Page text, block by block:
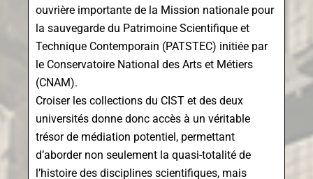
ouvrière importante de la Mission nationale pour
la sauvegarde du Patrimoine Scientifique et
Technique Contemporain (PATSTEC) initiée par
le Conservatoire National des Arts et Métiers
(CNAM).
Croiser les collections du CIST et des deux
universités donne donc accès à un véritable
trésor de médiation potentiel, permettant
d’aborder non seulement la quasi-totalité de
l’histoire des disciplines scientifiques, mais